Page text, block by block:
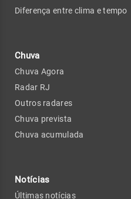
Diferença entre clima e tempo
Chuva
Chuva Agora
Radar RJ
Outros radares
Chuva prevista
Chuva acumulada
Notícias
Últimas notícias